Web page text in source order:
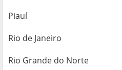
Piauí
Rio de Janeiro
Rio Grande do Norte